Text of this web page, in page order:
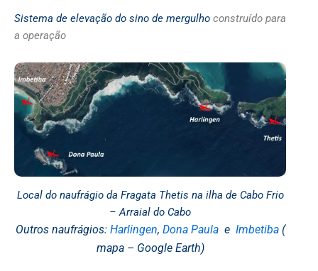
Sistema de elevação do sino de mergulho construído para
a operação
Local do naufrágio da Fragata Thetis na ilha de Cabo Frio
– Arraial do Cabo
Outros naufrágios: Harlingen, Dona Paulae Imbetiba(
mapa – Google Earth)